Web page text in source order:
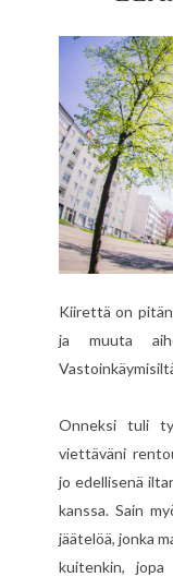
Kiirettä on
ja muuta
Onneksi tuli
viettäväni
jo edellisenä
kanssa. Sain
jäätelöä, jonka
kuitenkin,